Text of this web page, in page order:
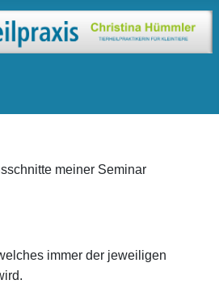
meiner Seminar
immer der jeweiligen